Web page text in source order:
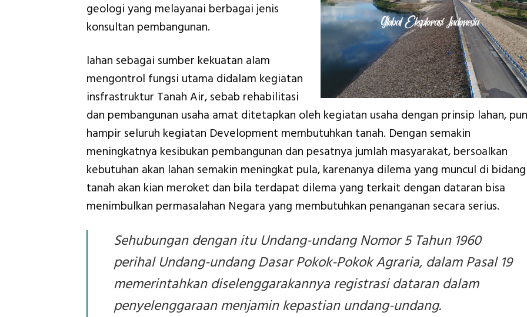
geologi yang melayanai berbagai jenis
konsultan pembangunan.
lahan sebagai sumber kekuatan alam
mengontrol fungsi utama didalam kegiatan
insfrastruktur Tanah Air, sebab rehabilitasi
dan pembangunan usaha amat ditetapkan oleh kegiatan usaha dengan prinsip lahan, pun
hampir seluruh kegiatan Development membutuhkan tanah. Dengan semakin
meningkatnya kesibukan pembangunan dan pesatnya jumlah masyarakat, bersoalkan
kebutuhan akan lahan semakin meningkat pula, karenanya dilema yang muncul di bidang
tanah akan kian meroket dan bila terdapat dilema yang terkait dengan dataran bisa
menimbulkan permasalahan Negara yang membutuhkan penanganan secara serius.
Sehubungan dengan itu Undang-undang Nomor 5 Tahun 1960
perihal Undang-undang Dasar Pokok-Pokok Agraria, dalam Pasal 19
memerintahkan diselenggarakannya registrasi dataran dalam
penyelenggaraan menjamin kepastian undang-undang.